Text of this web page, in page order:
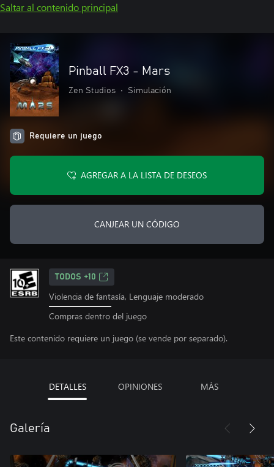
Saltar al contenido principal
Pinball FX3 - Mars
Zen Studios • Simulación
Requiere un juego
AGREGAR A LA LISTA DE DESEOS
CANJEAR UN CÓDIGO
TODOS +10
Violencia de fantasía, Lenguaje moderado
Compras dentro del juego
Este contenido requiere un juego (se vende por separado).
DETALLES OPINIONES MÁS
Galería